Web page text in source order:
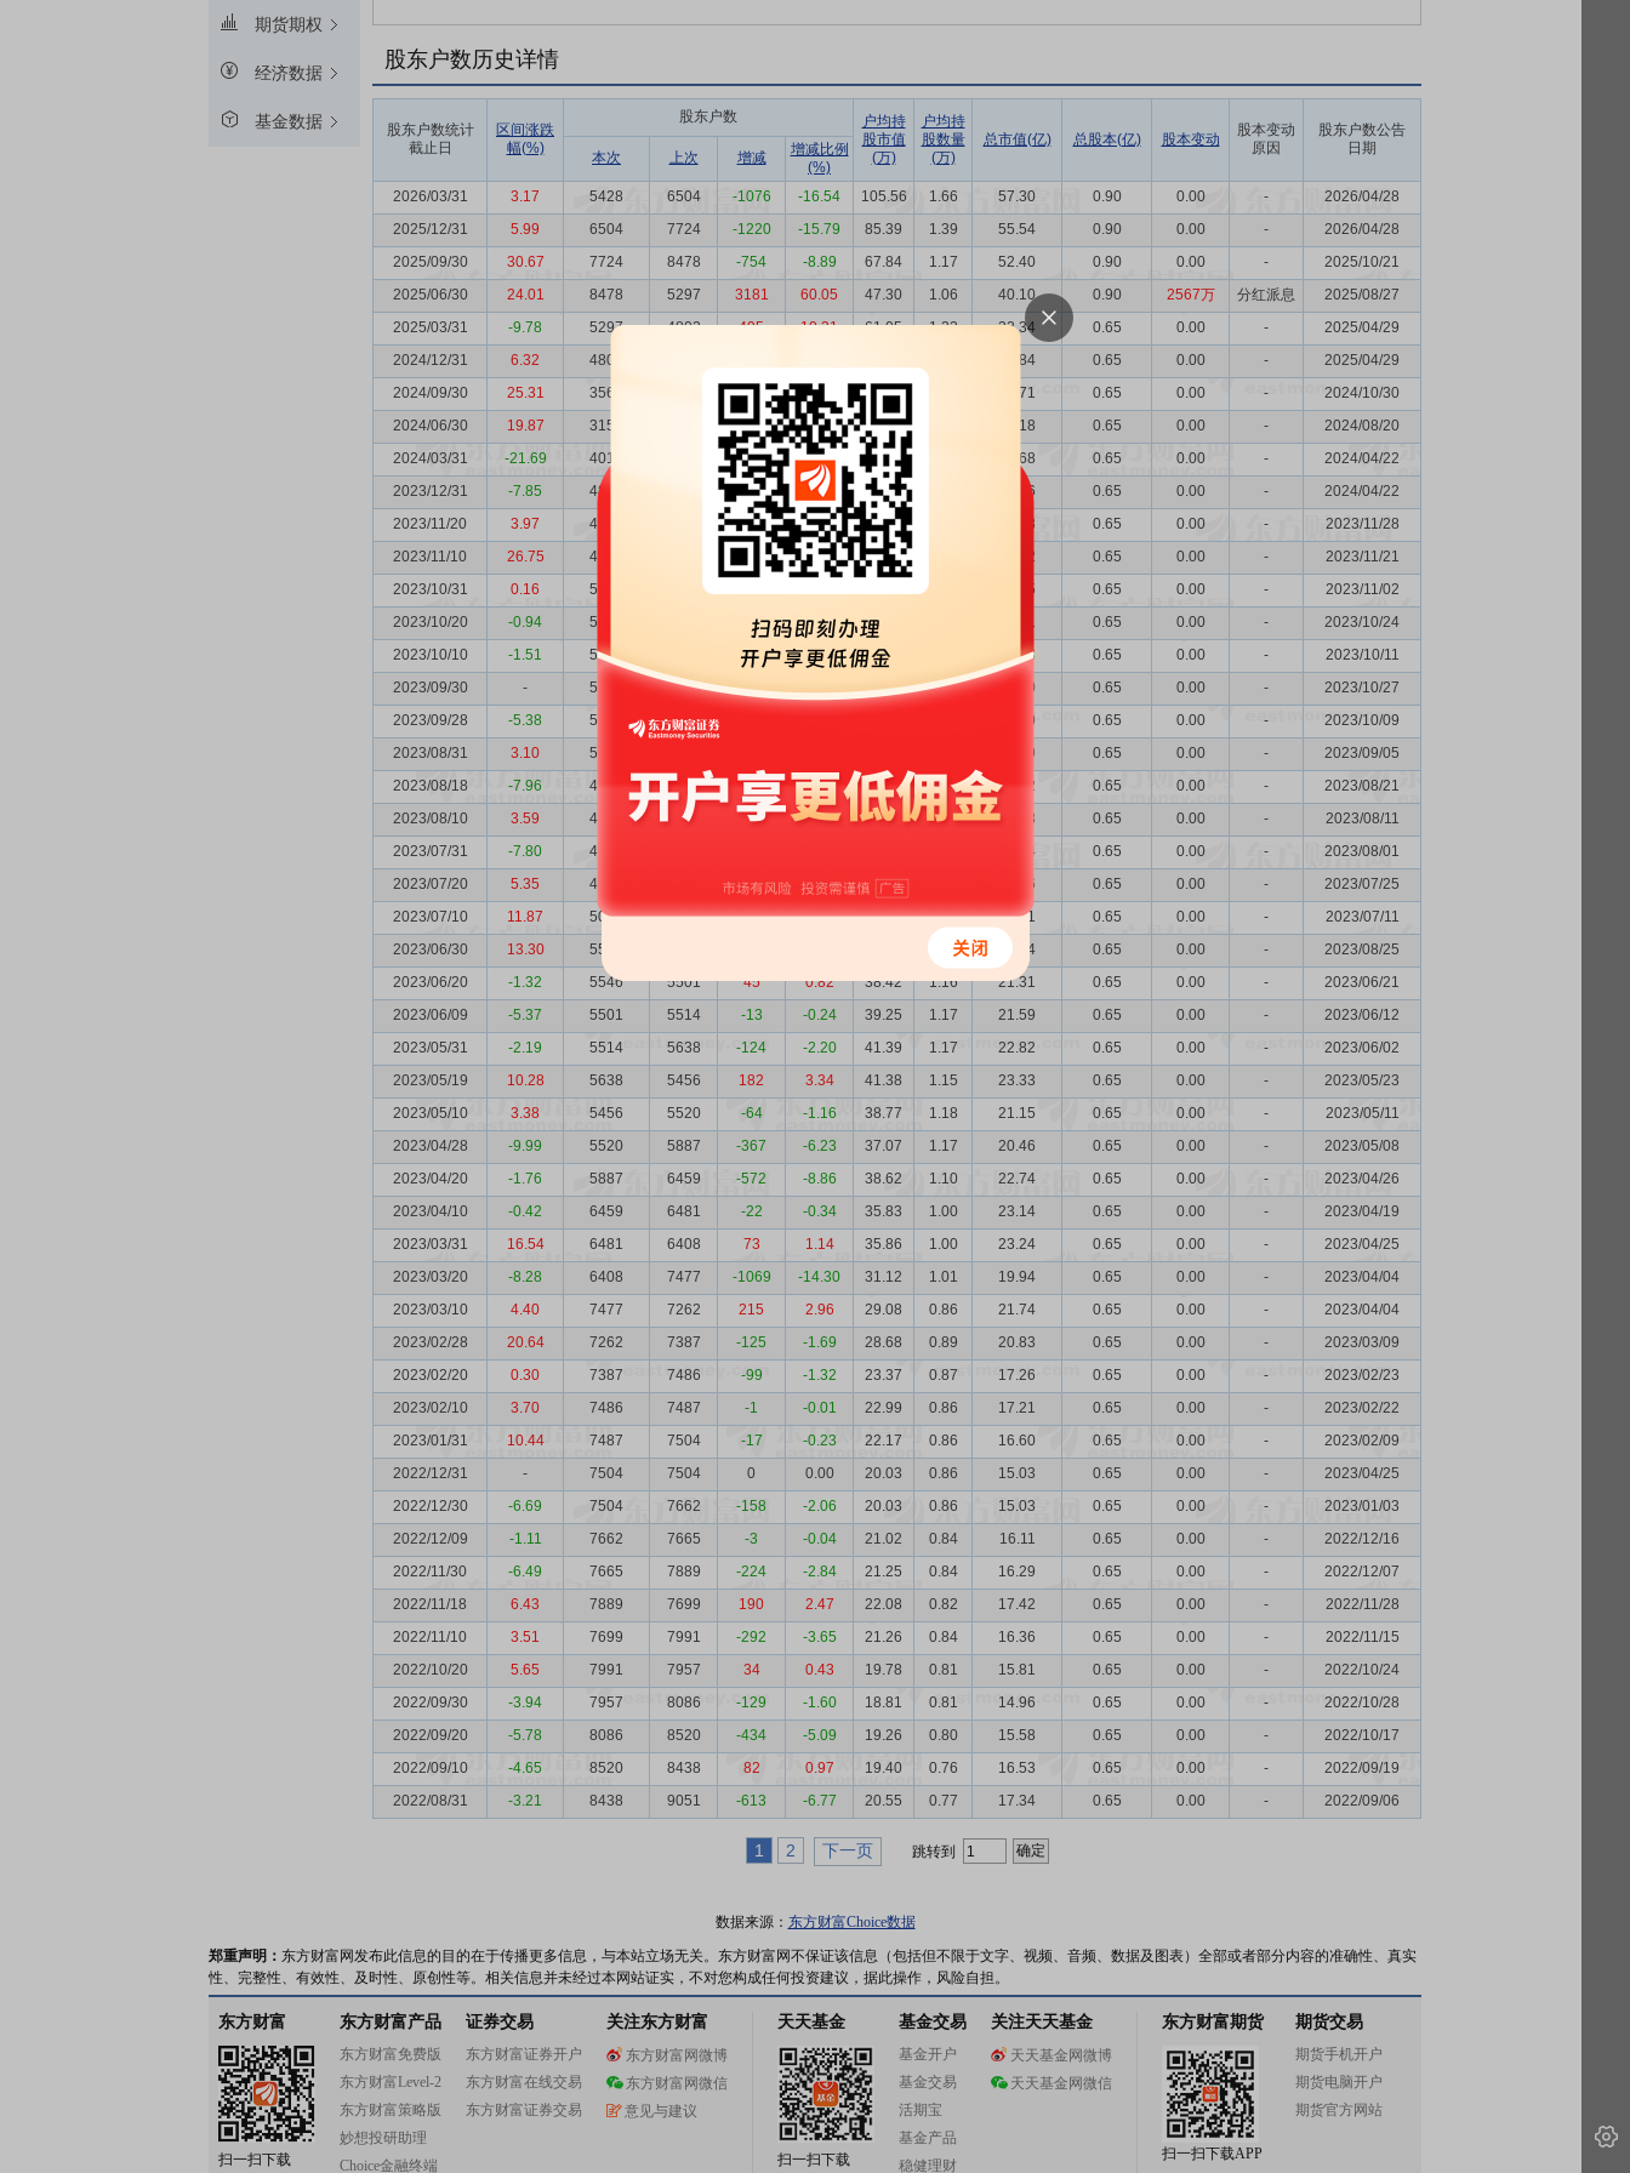
期货期权
经济数据
基金数据
股东户数历史详情
股东户数统计
截止日
区间涨跌
幅(%)
股东户数
户均持
股市值
(万)
户均持
股数量
(万)
总市值(亿) 总股本(亿) 股本变动
股本变动
原因
股东户数公告
日期
本次 上次 增减
增减比例
(%)
2026/03/31
3.17 5428 6504 -1076 -16.54 105.56 1.66 57.30 0.90 0.00 -
2026/04/28
2025/12/31
5.99 6504 7724 -1220 -15.79 85.39 1.39 55.54 0.90 0.00 -
2026/04/28
2025/09/30
30.67 7724 8478 -754 -8.89 67.84 1.17 52.40 0.90 0.00 -
2025/10/21
2025/06/30
24.01 8478 5297 3181 60.05 47.30 1.06 40.10 0.90 2567万 分红派息
2025/08/27
2025/03/31
-9.78 5297 4802 495 10.31 61.05 1.22 32.34 0.65 0.00 -
2025/04/29
2024/12/31
6.32 4802 35.84 0.65 0.00 -
2025/04/29
2024/09/30
25.31 3562 403 12.76 94.64 33.71 0.65 0.00 -
2024/10/30
2024/06/30
19.87 3159 -857 -21.34 86.05 27.18 0.65 0.00 -
2024/08/20
2024/03/31
-21.69 4016 -828 -17.09 56.47 22.68 0.65 0.00 -
2024/04/22
2023/12/31
-7.85 4844 744 18.15 59.78 28.96 0.65 0.00 -
2024/04/22
2023/11/20
3.97 4100 -24 -0.58 76.65 31.43 0.65 0.00 -
2023/11/28
2023/11/10
26.75 4124 -1184 -22.31 73.29 30.22 0.65 0.00 -
2023/11/21
2023/10/31
0.16 5308 1.22 23.85 0.65 0.00 -
2023/11/02
2023/10/20
-0.94 5063 -104 -2.01 47.02 23.81 0.65 0.00 -
2023/10/24
2023/10/10
-1.51 5167 47 0.92 46.51 24.03 0.65 0.00 -
2023/10/11
2023/09/30
- 5120 5120 0 47.66 1.26 24.40 0.65 0.00 -
2023/10/27
2023/09/28
-5.38 5120 5310 24.40 0.65 0.00 -
2023/10/09
2023/08/31
3.10 5310 25.79 0.65 0.00 -
2023/09/05
2023/08/18
-7.96 4854 4750 104 2.19 51.54 1.33 25.02 0.65 0.00 -
2023/08/21
2023/08/10
3.59 4750 4836 -86 -1.78 57.22 1.36 27.18 0.65 0.00 -
2023/08/11
2023/07/31
-7.80 4836 26.24 0.65 0.00 -
2023/08/01
2023/07/20
5.35 4622 -392 -7.82 61.57 28.46 0.65 0.00 -
2023/07/25
2023/07/10
11.87 5014 5527 -513 -9.28 53.87 1.29 27.01 0.65 0.00 -
2023/07/11
2023/06/30
13.30 5527 1.17 24.14 0.65 0.00 -
2023/08/25
2023/06/20
-1.32 5546 5501 45 0.82 38.42 1.16 21.31 0.65 0.00 -
2023/06/21
2023/06/09
-5.37 5501 5514 -13 -0.24 39.25 1.17 21.59 0.65 0.00 -
2023/06/12
2023/05/31
-2.19 5514 5638 -124 -2.20 41.39 1.17 22.82 0.65 0.00 -
2023/06/02
2023/05/19
10.28 5638 5456 182 3.34 41.38 1.15 23.33 0.65 0.00 -
2023/05/23
2023/05/10
3.38 5456 5520 -64 -1.16 38.77 1.18 21.15 0.65 0.00 -
2023/05/11
2023/04/28
-9.99 5520 5887 -367 -6.23 37.07 1.17 20.46 0.65 0.00 -
2023/05/08
2023/04/20
-1.76 5887 6459 -572 -8.86 38.62 1.10 22.74 0.65 0.00 -
2023/04/26
2023/04/10
-0.42 6459 6481 -22 -0.34 35.83 1.00 23.14 0.65 0.00 -
2023/04/19
2023/03/31
16.54 6481 6408 73 1.14 35.86 1.00 23.24 0.65 0.00 -
2023/04/25
2023/03/20
-8.28 6408 7477 -1069 -14.30 31.12 1.01 19.94 0.65 0.00 -
2023/04/04
2023/03/10
4.40 7477 7262 215 2.96 29.08 0.86 21.74 0.65 0.00 -
2023/04/04
2023/02/28
20.64 7262 7387 -125 -1.69 28.68 0.89 20.83 0.65 0.00 -
2023/03/09
2023/02/20
0.30 7387 7486 -99 -1.32 23.37 0.87 17.26 0.65 0.00 -
2023/02/23
2023/02/10
3.70 7486 7487 -1 -0.01 22.99 0.86 17.21 0.65 0.00 -
2023/02/22
2023/01/31
10.44 7487 7504 -17 -0.23 22.17 0.86 16.60 0.65 0.00 -
2023/02/09
2022/12/31
- 7504 7504 0 0.00 20.03 0.86 15.03 0.65 0.00 -
2023/04/25
2022/12/30
-6.69 7504 7662 -158 -2.06 20.03 0.86 15.03 0.65 0.00 -
2023/01/03
2022/12/09
-1.11 7662 7665 -3 -0.04 21.02 0.84 16.11 0.65 0.00 -
2022/12/16
2022/11/30
-6.49 7665 7889 -224 -2.84 21.25 0.84 16.29 0.65 0.00 -
2022/12/07
2022/11/18
6.43 7889 7699 190 2.47 22.08 0.82 17.42 0.65 0.00 -
2022/11/28
2022/11/10
3.51 7699 7991 -292 -3.65 21.26 0.84 16.36 0.65 0.00 -
2022/11/15
2022/10/20
5.65 7991 7957 34 0.43 19.78 0.81 15.81 0.65 0.00 -
2022/10/24
2022/09/30
-3.94 7957 8086 -129 -1.60 18.81 0.81 14.96 0.65 0.00 -
2022/10/28
2022/09/20
-5.78 8086 8520 -434 -5.09 19.26 0.80 15.58 0.65 0.00 -
2022/10/17
2022/09/10
-4.65 8520 8438 82 0.97 19.40 0.76 16.53 0.65 0.00 -
2022/09/19
2022/08/31
-3.21 8438 9051 -613 -6.77 20.55 0.77 17.34 0.65 0.00 - 2022/09/06
1 2 下一页 跳转到
数据来源： 东方财富Choice数据
郑重声明： 东方财富网发布此信息的目的在于传播更多信息，与本站立场无关。东方财富网不保证该信息（包括但不限于文字、视频、音频、数据及图表）全部或者部分内容的准确性、真实
性、完整性、有效性、及时性、原创性等。相关信息并未经过本网站证实，不对您构成任何投资建议，据此操作，风险自担。
东方财富
扫一扫下载
东方财富产品
东方财富免费版
东方财富Level-2
东方财富策略版
妙想投研助理
Choice金融终端
证券交易
东方财富证券开户
东方财富在线交易
东方财富证券交易
关注东方财富
东方财富网微博
东方财富网微信
意见与建议
天天基金
扫一扫下载
基金交易
基金开户
基金交易
活期宝
基金产品
稳健理财
关注天天基金
天天基金网微博
天天基金网微信
东方财富期货
扫一扫下载APP
期货交易
期货手机开户
期货电脑开户
期货官方网站